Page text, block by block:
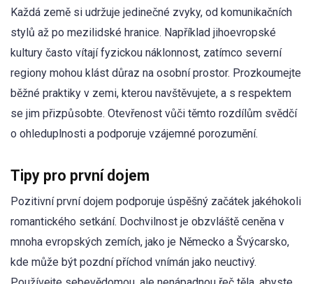
Každá země si udržuje jedinečné zvyky, od komunikačních
stylů až po mezilidské hranice. Například jihoevropské
kultury často vítají fyzickou náklonnost, zatímco severní
regiony mohou klást důraz na osobní prostor. Prozkoumejte
běžné praktiky v zemi, kterou navštěvujete, a s respektem
se jim přizpůsobte. Otevřenost vůči těmto rozdílům svědčí
o ohleduplnosti a podporuje vzájemné porozumění.
Tipy pro první dojem
Pozitivní první dojem podporuje úspěšný začátek jakéhokoli
romantického setkání. Dochvilnost je obzvláště ceněna v
mnoha evropských zemích, jako je Německo a Švýcarsko,
kde může být pozdní příchod vnímán jako neuctivý.